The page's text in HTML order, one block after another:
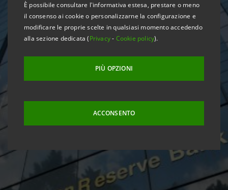
È possibile consultare l'informativa estesa, prestare o meno
il consenso ai cookie o personalizzarne la configurazione e
modificare le proprie scelte in qualsiasi momento accedendo
alla sezione dedicata (Privacy- Cookie policy).
PIÙ OPZIONI
ACCONSENTO